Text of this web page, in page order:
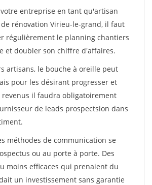
entreprise en tant qu'artisan
rénovation Virieu-le-grand, il faut
régulièrement le planning chantiers
et doubler son chiffre d'affaires.
artisans, le bouche à oreille peut
pour les désirant progresser et
il faudra obligatoirement
de leads prospectsion dans
méthodes de communication se
ou au porte à porte. Des
moins efficaces qui prenaient du
un investissement sans garantie